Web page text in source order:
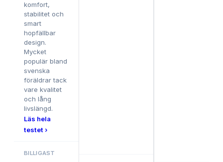
komfort,
stabilitet och
smart
hopfällbar
design.
Mycket
populär bland
svenska
föräldrar tack
vare kvalitet
och lång
livslängd.
Läs hela
testet ›
BILLIGAST